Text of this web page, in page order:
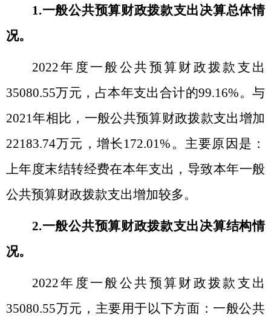
1.一般公共预算财政拨款支出决算总体情
况。
2022年度一般公共预算财政拨款支出
35080.55万元，占本年支出合计的99.16%。与
2021年相比，一般公共预算财政拨款支出增加
22183.74万元，增长172.01% 。主要原因是：
上年度末结转经费在本年支出，导致本年一般
公共预算财政拨款支出增加较多。
2.一般公共预算财政拨款支出决算结构情
况。
2022年度一般公共预算财政拨款支出
35080.55万元，主要用于以下方面：一般公共